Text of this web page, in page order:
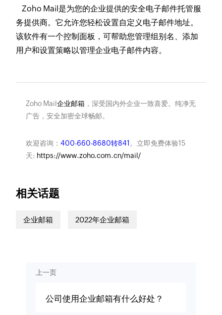
Zoho Mail是为您的企业提供的安全电子邮件托管服
务提供商。它允许您轻松设置自定义电子邮件地址。
该软件有一个控制面板，可帮助您管理组别名、添加
用户和设置策略以管理企业电子邮件内容。
Zoho Mail企业邮箱，深受国内外企业一致喜爱。纯净无
广告，安全加密全球畅邮。
欢迎咨询： 400-660-8680转841 。立即免费体验15
天: https://www.zoho.com.cn/mail/
相关话题
企业邮箱 2022年企业邮箱
上一页
公司使用企业邮箱有什么好处？